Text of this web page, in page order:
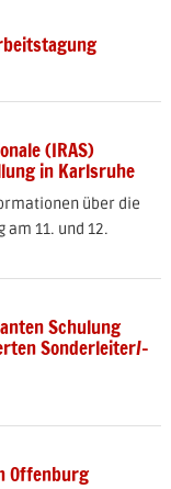
(IRAS)
in Karlsruhe
über die
am 11. und 12.
Schulung
Sonderleiter/-
Offenburg